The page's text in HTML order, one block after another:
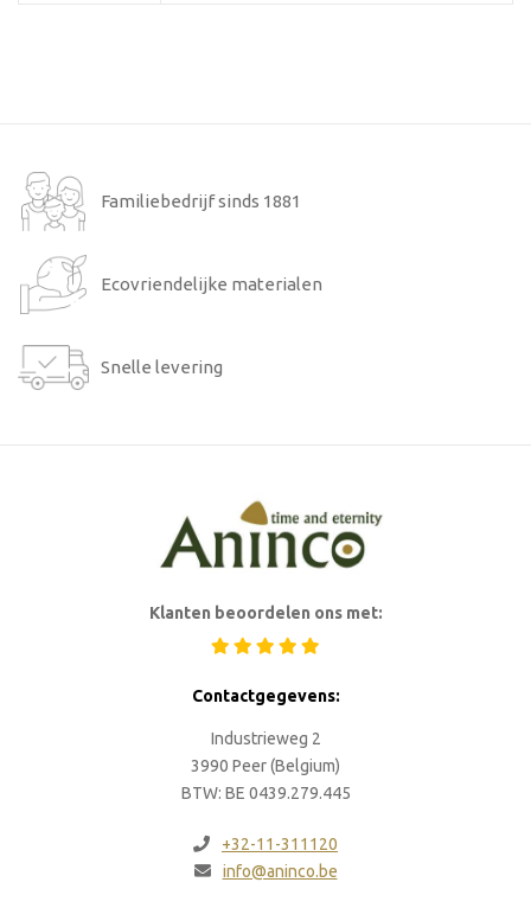
Familiebedrijf sinds 1881
Ecovriendelijke materialen
Snelle levering
Klanten beoordelen ons met:
Contactgegevens:
Industrieweg 2
3990 Peer (Belgium)
BTW: BE 0439.279.445
+32-11-311120
info@aninco.be